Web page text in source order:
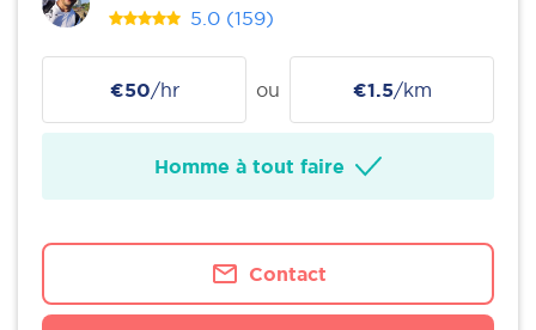
5.0 (159)
€50/hr ou €1.5/km
Homme à tout faire
Contact